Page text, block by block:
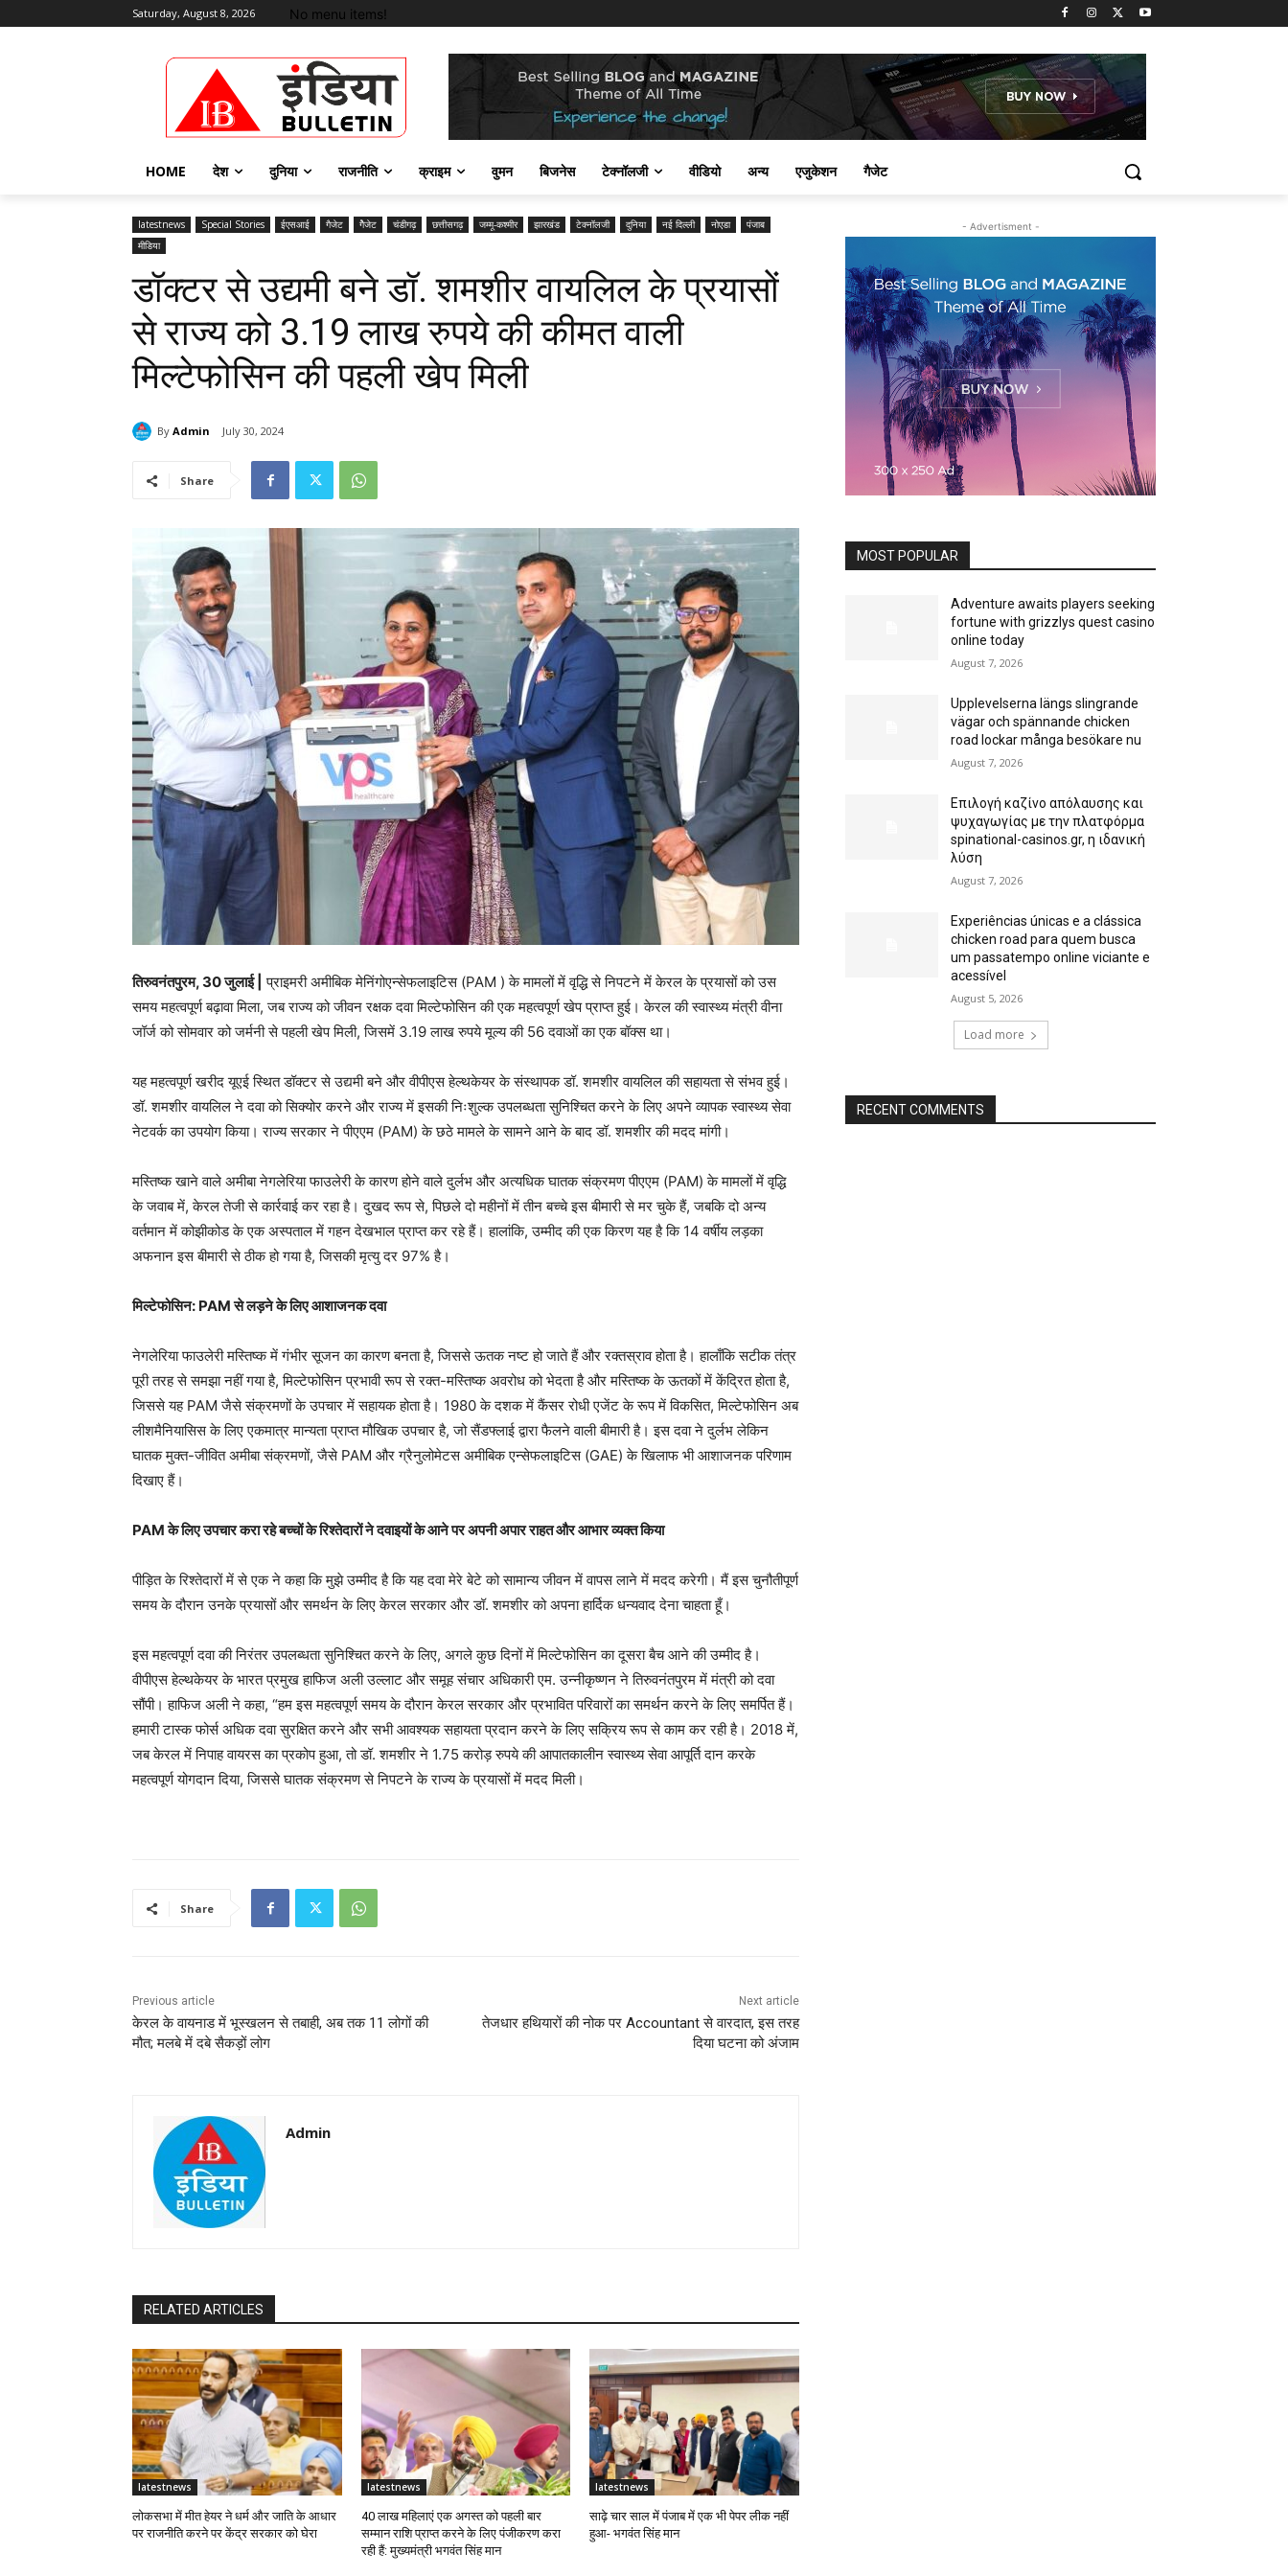
Saturday, August 8, 2026 No menu items!
HOME देश दुनिया राजनीति क्राइम वुमन बिजनेस टेक्नॉलजी वीडियो अन्य एजुकेशन गैजेट
latestnews Special Stories ईएसआई गैजेट गैेजेट चंडीगढ़ छत्तीसगढ़ जम्मू-कश्मीर झारखंड टेक्नॉलजी दुनिया नई दिल्ली नोएडा
पंजाब
मीडिया
डॉक्टर से उद्यमी बने डॉ. शमशीर वायलिल के प्रयासों
से राज्य को 3.19 लाख रुपये की कीमत वाली
मिल्टेफोसिन की पहली खेप मिली
By Admin July 30, 2024
Share
तिरुवनंतपुरम, 30 जुलाई | प्राइमरी अमीबिक मेनिंगोएन्सेफलाइटिस (PAM ) के मामलों में वृद्धि से निपटने में केरल के प्रयासों को उस
समय महत्वपूर्ण बढ़ावा मिला, जब राज्य को जीवन रक्षक दवा मिल्टेफोसिन की एक महत्वपूर्ण खेप प्राप्त हुई। केरल की स्वास्थ्य मंत्री वीना
जॉर्ज को सोमवार को जर्मनी से पहली खेप मिली, जिसमें 3.19 लाख रुपये मूल्य की 56 दवाओं का एक बॉक्स था।
यह महत्वपूर्ण खरीद यूएई स्थित डॉक्टर से उद्यमी बने और वीपीएस हेल्थकेयर के संस्थापक डॉ. शमशीर वायलिल की सहायता से संभव हुई।
डॉ. शमशीर वायलिल ने दवा को सिक्योर करने और राज्य में इसकी निःशुल्क उपलब्धता सुनिश्चित करने के लिए अपने व्यापक स्वास्थ्य सेवा
नेटवर्क का उपयोग किया। राज्य सरकार ने पीएएम (PAM) के छठे मामले के सामने आने के बाद डॉ. शमशीर की मदद मांगी।
मस्तिष्क खाने वाले अमीबा नेगलेरिया फाउलेरी के कारण होने वाले दुर्लभ और अत्यधिक घातक संक्रमण पीएएम (PAM) के मामलों में वृद्धि
के जवाब में, केरल तेजी से कार्रवाई कर रहा है। दुखद रूप से, पिछले दो महीनों में तीन बच्चे इस बीमारी से मर चुके हैं, जबकि दो अन्य
वर्तमान में कोझीकोड के एक अस्पताल में गहन देखभाल प्राप्त कर रहे हैं। हालांकि, उम्मीद की एक किरण यह है कि 14 वर्षीय लड़का
अफनान इस बीमारी से ठीक हो गया है, जिसकी मृत्यु दर 97% है।
मिल्टेफोसिन: PAM से लड़ने के लिए आशाजनक दवा
नेगलेरिया फाउलेरी मस्तिष्क में गंभीर सूजन का कारण बनता है, जिससे ऊतक नष्ट हो जाते हैं और रक्तस्राव होता है। हालाँकि सटीक तंत्र
पूरी तरह से समझा नहीं गया है, मिल्टेफोसिन प्रभावी रूप से रक्त-मस्तिष्क अवरोध को भेदता है और मस्तिष्क के ऊतकों में केंद्रित होता है,
जिससे यह PAM जैसे संक्रमणों के उपचार में सहायक होता है। 1980 के दशक में कैंसर रोधी एजेंट के रूप में विकसित, मिल्टेफोसिन अब
लीशमैनियासिस के लिए एकमात्र मान्यता प्राप्त मौखिक उपचार है, जो सैंडफ्लाई द्वारा फैलने वाली बीमारी है। इस दवा ने दुर्लभ लेकिन
घातक मुक्त-जीवित अमीबा संक्रमणों, जैसे PAM और ग्रैनुलोमेटस अमीबिक एन्सेफलाइटिस (GAE) के खिलाफ भी आशाजनक परिणाम
दिखाए हैं।
PAM के लिए उपचार करा रहे बच्चों के रिश्तेदारों ने दवाइयों के आने पर अपनी अपार राहत और आभार व्यक्त किया
पीड़ित के रिश्तेदारों में से एक ने कहा कि मुझे उम्मीद है कि यह दवा मेरे बेटे को सामान्य जीवन में वापस लाने में मदद करेगी। मैं इस चुनौतीपूर्ण
समय के दौरान उनके प्रयासों और समर्थन के लिए केरल सरकार और डॉ. शमशीर को अपना हार्दिक धन्यवाद देना चाहता हूँ।
इस महत्वपूर्ण दवा की निरंतर उपलब्धता सुनिश्चित करने के लिए, अगले कुछ दिनों में मिल्टेफोसिन का दूसरा बैच आने की उम्मीद है।
वीपीएस हेल्थकेयर के भारत प्रमुख हाफिज अली उल्लाट और समूह संचार अधिकारी एम. उन्नीकृष्णन ने तिरुवनंतपुरम में मंत्री को दवा
सौंपी। हाफिज अली ने कहा, “हम इस महत्वपूर्ण समय के दौरान केरल सरकार और प्रभावित परिवारों का समर्थन करने के लिए समर्पित हैं।
हमारी टास्क फोर्स अधिक दवा सुरक्षित करने और सभी आवश्यक सहायता प्रदान करने के लिए सक्रिय रूप से काम कर रही है। 2018 में,
जब केरल में निपाह वायरस का प्रकोप हुआ, तो डॉ. शमशीर ने 1.75 करोड़ रुपये की आपातकालीन स्वास्थ्य सेवा आपूर्ति दान करके
महत्वपूर्ण योगदान दिया, जिससे घातक संक्रमण से निपटने के राज्य के प्रयासों में मदद मिली।
Share
Previous article
केरल के वायनाड में भूस्खलन से तबाही, अब तक 11 लोगों की
मौत; मलबे में दबे सैकड़ों लोग
Next article
तेजधार हथियारों की नोक पर Accountant से वारदात, इस तरह
दिया घटना को अंजाम
Admin
RELATED ARTICLES
latestnews
लोकसभा में मीत हेयर ने धर्म और जाति के आधार
पर राजनीति करने पर केंद्र सरकार को घेरा
latestnews
40 लाख महिलाएं एक अगस्त को पहली बार
सम्मान राशि प्राप्त करने के लिए पंजीकरण करा
रही हैं: मुख्यमंत्री भगवंत सिंह मान
latestnews
साढ़े चार साल में पंजाब में एक भी पेपर लीक नहीं
हुआ- भगवंत सिंह मान
- Advertisment -
MOST POPULAR
Adventure awaits players seeking
fortune with grizzlys quest casino
online today
August 7, 2026
Upplevelserna längs slingrande
vägar och spännande chicken
road lockar många besökare nu
August 7, 2026
Επιλογή καζίνο απόλαυσης και
ψυχαγωγίας με την πλατφόρμα
spinational-casinos.gr, η ιδανική
λύση
August 7, 2026
Experiências únicas e a clássica
chicken road para quem busca
um passatempo online viciante e
acessível
August 5, 2026
Load more
RECENT COMMENTS